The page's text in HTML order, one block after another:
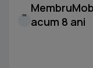
M
acum 8 ani